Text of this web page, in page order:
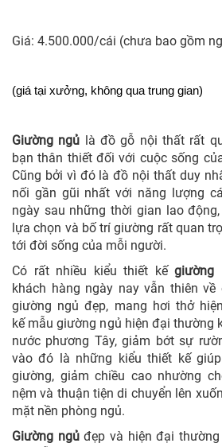
Giá: 4.500.000/cái (chưa bao gồm
(giá tại xưởng, không qua trung gian)
Giường ngủ là đồ gỗ nội thất rất
bạn thân thiết đối với cuộc sống
Cũng bởi vì đó là đồ nội thất duy
nối gần gũi nhất với năng lượng
ngày sau những thời gian lao
lựa chọn và bố trí giường rất quan
tới đời sống của mỗi người.
Có rất nhiều kiểu thiết kế giường
khách hàng ngày nay vẫn thiên
giường ngủ đẹp, mang hơi thở
kế mẫu giường ngủ hiện đại thường
nước phương Tây, giảm bớt sự
vào đó là những kiểu thiết kế
giường, giảm chiều cao nhường
nệm và thuận tiện di chuyển lên
mặt nền phòng ngủ.
Giường ngủđẹp và hiện đại